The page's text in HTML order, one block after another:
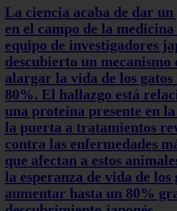
La ciencia acaba de dar
en el campo de la
equipo de investigadores
descubierto un mecanismo
alargar la vida de los gatos
80%. El hallazgo está
una proteína presente en
la puerta a tratamientos
contra las enfermedades
que afectan a estos
la esperanza de vida de los
aumentar hasta un 80%